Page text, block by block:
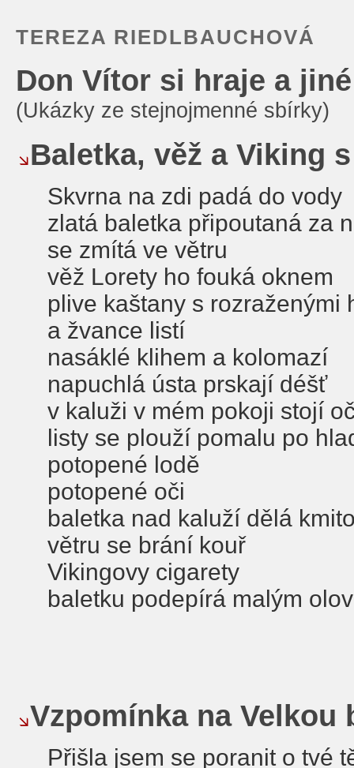
TEREZA RIEDLBAUCHOVÁ
Don Vítor si hraje a
(Ukázky ze stejnojmenné sbírky)
Baletka, věž a Viking
Skvrna na zdi padá do vody
zlatá baletka připoutaná za
se zmítá ve větru
věž Lorety ho fouká oknem
plive kaštany s rozraženými
a žvance listí
nasáklé klihem a kolomazí
napuchlá ústa prskají déšť
v kaluži v mém pokoji stojí
listy se plouží pomalu po
potopené lodě
potopené oči
baletka nad kaluží dělá
větru se brání kouř
Vikingovy cigarety
baletku podepírá malým
Vzpomínka na
Přišla jsem se poranit o tvé